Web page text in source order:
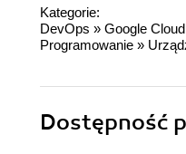
Kategorie:
DevOps » Google Cloud
Programowanie »
Dostępność